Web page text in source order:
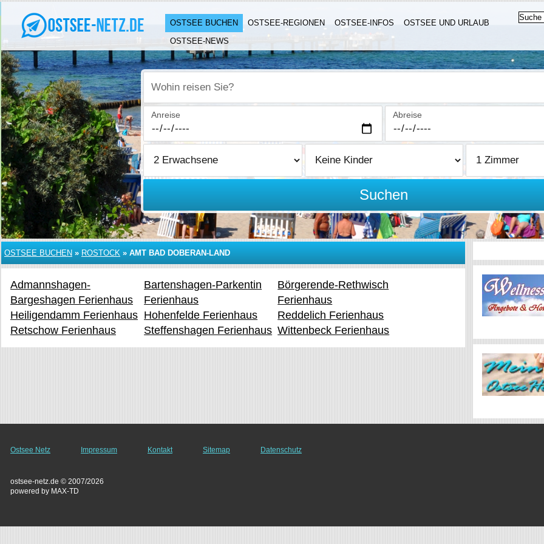
OSTSEE BUCHEN OSTSEE-REGIONEN OSTSEE-INFOS
OSTSEE UND URLAUB
OSTSEE-NEWS
Wohin reisen Sie?
Anreise Abreise
Suchen
OSTSEE BUCHEN » ROSTOCK » AMT BAD DOBERAN-LAND
Admannshagen-
Bargeshagen Ferienhaus
Bartenshagen-Parkentin
Ferienhaus
Börgerende-Rethwisch
Ferienhaus
Heiligendamm Ferienhaus Hohenfelde Ferienhaus
Reddelich Ferienhaus
Retschow Ferienhaus
Steffenshagen Ferienhaus Wittenbeck Ferienhaus
Ostsee Netz Impressum Kontakt Sitemap Datenschutz
ostsee-netz.de © 2007/2026
powered by MAX-TD